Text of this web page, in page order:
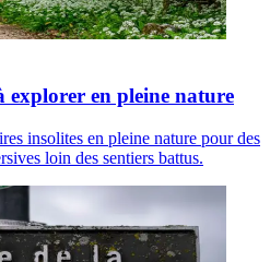
explorer en pleine nature
insolites en pleine nature pour des
loin des sentiers battus.